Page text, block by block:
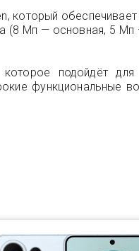
который
Мп — основная, 5
подойдёт